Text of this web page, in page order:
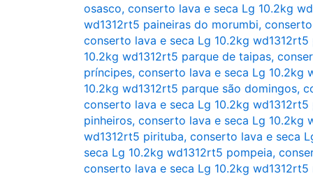
osasco, conserto lava e seca Lg 10.2kg
wd1312rt5 paineiras do morumbi,
conserto lava e seca Lg 10.2kg
10.2kg wd1312rt5 parque de taipas,
príncipes, conserto lava e seca Lg 10.2kg
10.2kg wd1312rt5 parque são domingos,
conserto lava e seca Lg 10.2kg wd1312rt5
pinheiros, conserto lava e seca Lg 10.2kg
wd1312rt5 pirituba, conserto lava e seca
seca Lg 10.2kg wd1312rt5 pompeia,
conserto lava e seca Lg 10.2kg wd1312rt5